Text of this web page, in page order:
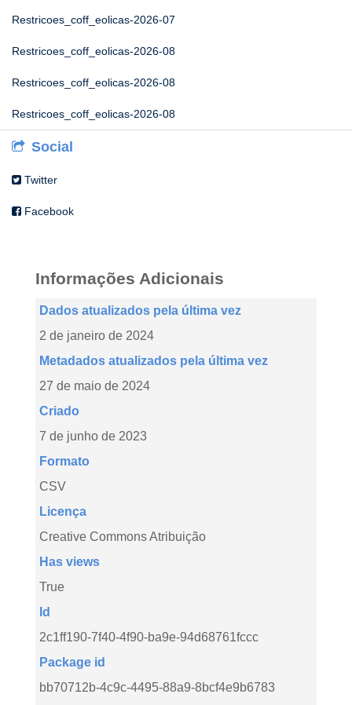
Restricoes_coff_eolicas-2026-07
Restricoes_coff_eolicas-2026-08
Restricoes_coff_eolicas-2026-08
Restricoes_coff_eolicas-2026-08
Social
Twitter
Facebook
Informações Adicionais
Dados atualizados pela última vez
2 de janeiro de 2024
Metadados atualizados pela última vez
27 de maio de 2024
Criado
7 de junho de 2023
Formato
CSV
Licença
Creative Commons Atribuição
Has views
True
Id
2c1ff190-7f40-4f90-ba9e-94d68761fccc
Package id
bb70712b-4c9c-4495-88a9-8bcf4e9b6783